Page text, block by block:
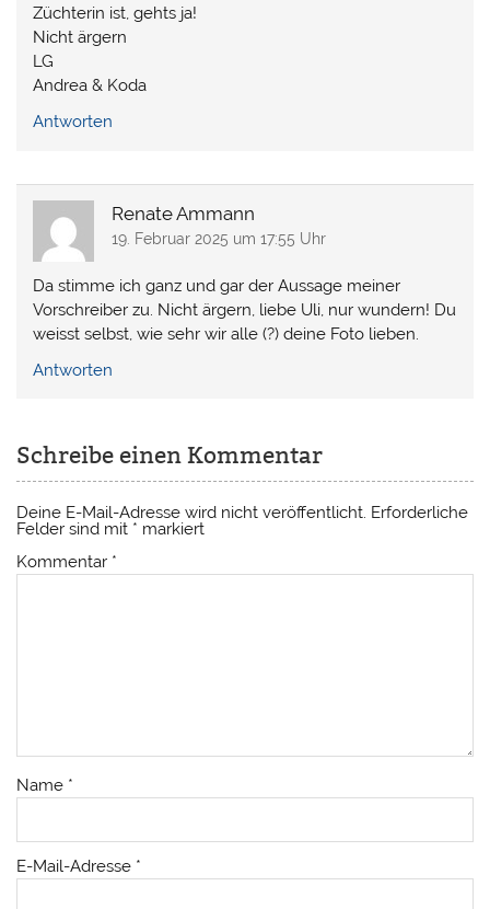
Züchterin ist, gehts ja!
Nicht ärgern
LG
Andrea & Koda
Antworten
Renate Ammann
19. Februar 2025 um 17:55 Uhr
Da stimme ich ganz und gar der Aussage meiner
Vorschreiber zu. Nicht ärgern, liebe Uli, nur wundern! Du
weisst selbst, wie sehr wir alle (?) deine Foto lieben.
Antworten
Schreibe einen Kommentar
Deine E-Mail-Adresse wird nicht veröffentlicht. Erforderliche
Felder sind mit * markiert
Kommentar *
Name *
E-Mail-Adresse *